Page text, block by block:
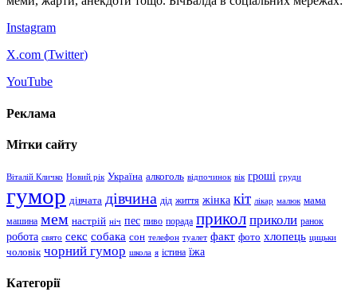
Instagram
X.com (Twitter)
YouTube
Реклама
Мітки сайту
Віталій Кличко Новий рік Україна алкоголь відпочинок вік гроші груди
гумор дівчата дівчина дід життя жінка кіт лікар малюк мама
машина мем настрій ніч пес пиво порада прикол приколи ранок
робота свято секс собака сон телефон туалет факт фото хлопець цицьки
чоловік чорний гумор школа я істина їжа
Категорії